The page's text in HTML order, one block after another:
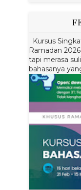
Kursus
Ramadan
tapi merasa
bahasanya